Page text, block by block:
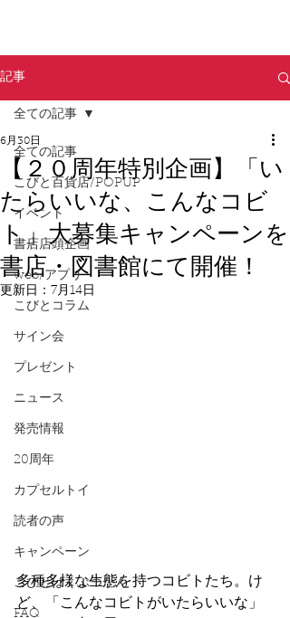
記事
全ての記事
こびと百貨店/POPUP
イベント
書店店頭企画
web/アプリ
こびとコラム
サイン会
プレゼント
ニュース
発売情報
20周年
カプセルトイ
読者の声
キャンペーン
こびとはくぶつかん
FAQ
全ての記事
【２０周年特別企画】「い
たらいいな、こんなコビ
ト」大募集キャンペーンを
書店・図書館にて開催！
6月30日
更新日： 7月14日
多種多様な生態を持つコビトたち。け
ど、「こんなコビトがいたらいいな」